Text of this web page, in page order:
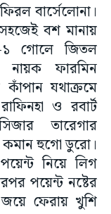
বার্সেলোনা।
সহজেই বশ মানায়
১ গোলে জিতল
নায়ক ফারমিন
যথাক্রমে
ও রবার্ট
তারেগার
কমান হুগো ডুরো।
নিয়ে লিগ
পয়েন্ট নষ্টের
ফেরায় খুশি